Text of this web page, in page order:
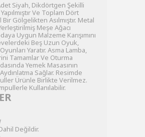
Siyah, Dikdörtgen Şekilli
Ve Toplam Dört
Gölgelikten Asılmıştır. Metal
Meşe Ağacı
Uygun Malzeme Karışımını
Beş Uzun Oyuk,
Yaratır. Asma Lamba,
Tamamlar Ve Oturma
Yemek Masasının
Sağlar. Resimde
Ürünle Birlikte Verilmez.
Kullanılabilir.
Değildir.